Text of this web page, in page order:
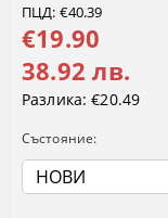
ПЦД: €40.39
€19.90
38.92 лв.
Разлика: €20.49
Състояние: